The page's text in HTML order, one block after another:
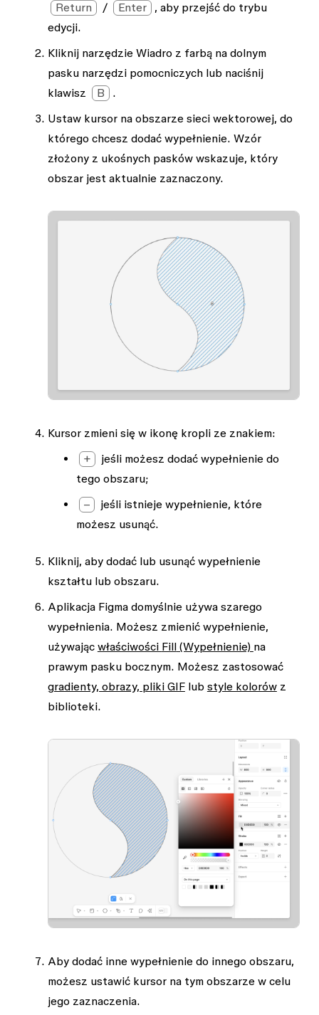
Return
/ Enter
, aby przejść do trybu
edycji.
Kliknij narzędzie Wiadro z farbąna dolnym
pasku narzędzi pomocniczych lub naciśnij
klawisz
B
.
Ustaw kursor na obszarze sieci wektorowej, do
którego chcesz dodać wypełnienie. Wzór
złożony z ukośnych pasków wskazuje, który
obszar jest aktualnie zaznaczony.
Kursor zmieni się w ikonę kropli ze znakiem:
+
jeśli możesz dodać wypełnienie do
tego obszaru;
–
jeśli istnieje wypełnienie, które
możesz usunąć.
Kliknij, aby dodać lub usunąć wypełnienie
kształtu lub obszaru.
Aplikacja Figma domyślnie używa szarego
wypełnienia. Możesz zmienić wypełnienie,
używając właściwości Fill(Wypełnienie) na
prawym pasku bocznym. Możesz zastosować
gradienty, obrazy, pliki GIFlub style kolorówz
biblioteki.
Aby dodać inne wypełnienie do innego obszaru,
możesz ustawić kursor na tym obszarze w celu
jego zaznaczenia.